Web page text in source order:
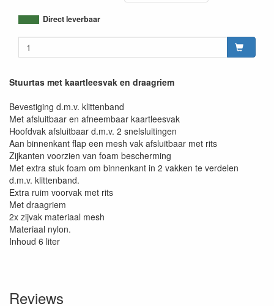
Direct leverbaar
Stuurtas met kaartleesvak en draagriem
Bevestiging d.m.v. klittenband
Met afsluitbaar en afneembaar kaartleesvak
Hoofdvak afsluitbaar d.m.v. 2 snelsluitingen
Aan binnenkant flap een mesh vak afsluitbaar met rits
Zijkanten voorzien van foam bescherming
Met extra stuk foam om binnenkant in 2 vakken te verdelen
d.m.v. klittenband.
Extra ruim voorvak met rits
Met draagriem
2x zijvak materiaal mesh
Materiaal nylon.
Inhoud 6 liter
Reviews